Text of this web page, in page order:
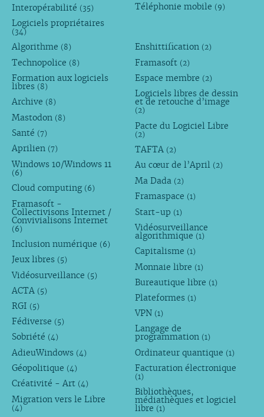
Interopérabilité (35)
Logiciels propriétaires
(34)
Téléphonie mobile (9)
Algorithme (8)
Technopolice (8)
Formation aux logiciels
libres (8)
Archive (8)
Mastodon (8)
Santé (7)
Aprilien (7)
Windows 10/Windows 11
(6)
Cloud computing (6)
Framasoft -
Collectivisons Internet /
Convivialisons Internet
(6)
Inclusion numérique (6)
Jeux libres (5)
Vidéosurveillance (5)
ACTA (5)
RGI (5)
Fédiverse (5)
Sobriété (4)
AdieuWindows (4)
Géopolitique (4)
Créativité - Art (4)
Migration vers le Libre
(4)
Enshittification (2)
Framasoft (2)
Espace membre (2)
Logiciels libres de dessin
et de retouche d’image
(2)
Pacte du Logiciel Libre
(2)
TAFTA (2)
Au cœur de l’April (2)
Ma Dada (2)
Framaspace (1)
Start-up (1)
Vidéosurveillance
algorithmique (1)
Capitalisme (1)
Monnaie libre (1)
Bureautique libre (1)
Plateformes (1)
VPN (1)
Langage de
programmation (1)
Ordinateur quantique (1)
Facturation électronique
(1)
Bibliothèques,
médiathèques et logiciel
libre (1)